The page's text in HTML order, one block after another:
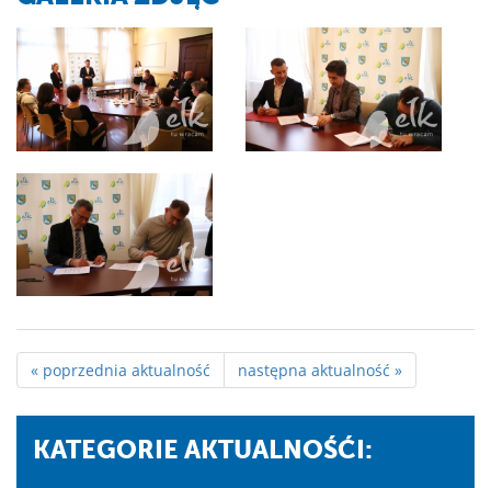
« poprzednia aktualność następna aktualność »
KATEGORIE AKTUALNOŚĆI: